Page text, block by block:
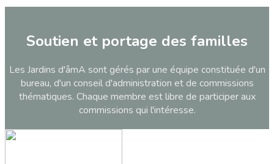
Soutien et portage des familles
Les Jardins d'âmA sont gérés par une équipe constituée d'un
bureau, d'un conseil d'administration et de commissions
thématiques. Chaque membre est libre de participer aux
commissions qui l'intéresse.